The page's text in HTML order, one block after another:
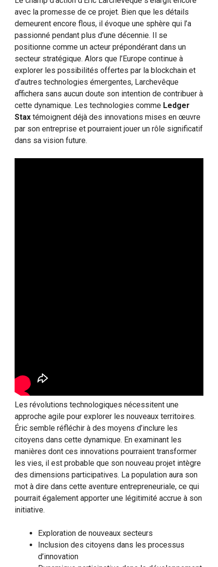
avec la promesse de ce projet. Bien que les détails
demeurent encore flous, il évoque une sphère qui l’a
passionné pendant plus d’une décennie. Il se
positionne comme un acteur prépondérant dans un
secteur stratégique. Alors que l’Europe continue à
explorer les possibilités offertes par la blockchain et
d’autres technologies émergentes, Larchevêque
affichera sans aucun doute son intention de contribuer à
cette dynamique. Les technologies comme Ledger
Stax témoignent déjà des innovations mises en œuvre
par son entreprise et pourraient jouer un rôle significatif
dans sa vision future.
Les révolutions technologiques nécessitent une
approche agile pour explorer les nouveaux territoires.
Éric semble réfléchir à des moyens d’inclure les
citoyens dans cette dynamique. En examinant les
manières dont ces innovations pourraient transformer
les vies, il est probable que son nouveau projet intègre
des dimensions participatives. La population aura son
mot à dire dans cette aventure entrepreneuriale, ce qui
pourrait également apporter une légitimité accrue à son
initiative.
Exploration de nouveaux secteurs
Inclusion des citoyens dans les processus
d’innovation